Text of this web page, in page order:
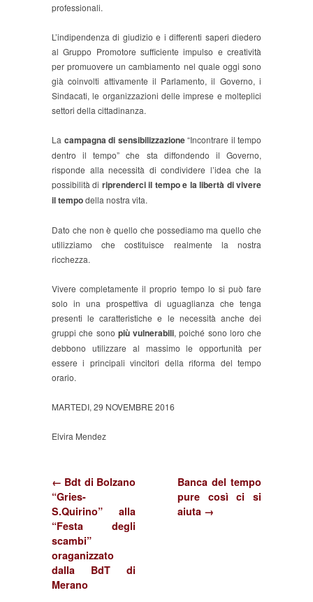
professionali.
L’indipendenza di giudizio e i differenti saperi diedero
al Gruppo Promotore sufficiente impulso e creatività
per promuovere un cambiamento nel quale oggi sono
già coinvolti attivamente il Parlamento, il Governo, i
Sindacati, le organizzazioni delle imprese e molteplici
settori della cittadinanza.
La campagna di sensibilizzazione“Incontrare il tempo
dentro il tempo” che sta diffondendo il Governo,
risponde alla necessità di condividere l’idea che la
possibilità di riprenderci il tempo e la libertà di vivere
il tempodella nostra vita.
Dato che non è quello che possediamo ma quello che
utilizziamo che costituisce realmente la nostra
ricchezza.
Vivere completamente il proprio tempo lo si può fare
solo in una prospettiva di uguaglianza che tenga
presenti le caratteristiche e le necessità anche dei
gruppi che sono più vulnerabili, poiché sono loro che
debbono utilizzare al massimo le opportunità per
essere i principali vincitori della riforma del tempo
orario.
MARTEDI, 29 NOVEMBRE 2016
Elvira Mendez
← Bdt di Bolzano
“Gries-
S.Quirino” alla
“Festa degli
scambi”
oraganizzato
dalla BdT di
Merano
Banca del tempo
pure così ci si
aiuta →